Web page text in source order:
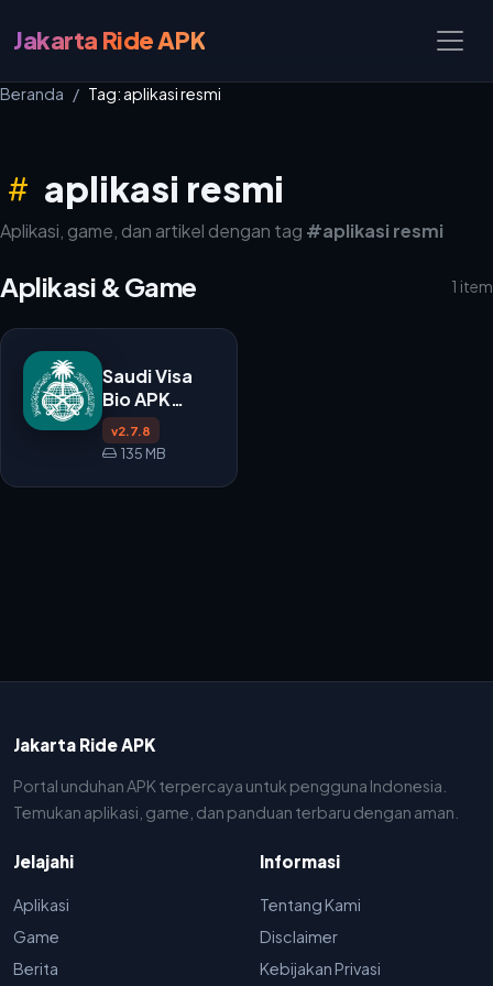
Jakarta Ride APK
Beranda Tag: aplikasi resmi
aplikasi resmi
Aplikasi, game, dan artikel dengan tag #aplikasi resmi
Aplikasi & Game 1 item
Saudi Visa
Bio APK
v2.7.8
v2.7.8
135 MB
Jakarta Ride APK
Portal unduhan APK terpercaya untuk pengguna Indonesia.
Temukan aplikasi, game, dan panduan terbaru dengan aman.
Jelajahi
Aplikasi
Game
Berita
Informasi
Tentang Kami
Disclaimer
Kebijakan Privasi